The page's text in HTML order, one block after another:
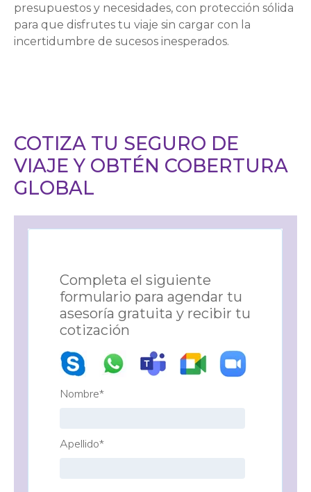
presupuestos y necesidades, con protección sólida
para que disfrutes tu viaje sin cargar con la
incertidumbre de sucesos inesperados.
COTIZA TU SEGURO DE
VIAJE Y OBTÉN COBERTURA
GLOBAL
Completa el siguiente
formulario para agendar tu
asesoría gratuita y recibir tu
cotización
Nombre*
Apellido*